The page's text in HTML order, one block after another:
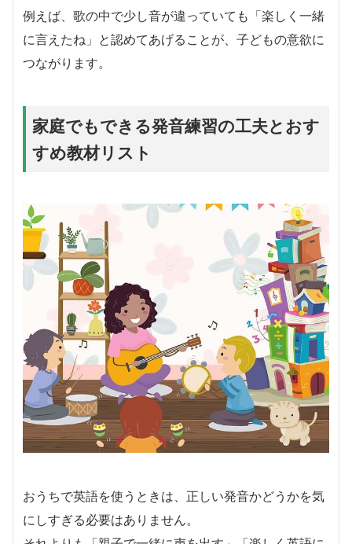
例えば、歌の中で少し音が違っていても「楽しく一緒
に言えたね」と認めてあげることが、子どもの意欲に
つながります。
家庭でもできる発音練習の工夫とおす
すめ教材リスト
おうちで英語を使うときは、正しい発音かどうかを気
にしすぎる必要はありません。